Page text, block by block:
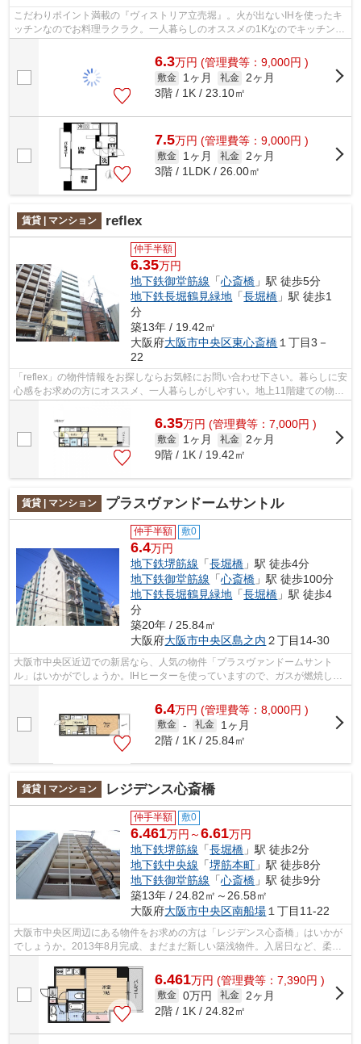
こだわりポイント満載の『ヴィストリア立売堀』。火が出ないIHを使ったキ
ッチンなのでお料理ラクラク。一人暮らしのオススメの1Kなのでキッチンも
あって暮らしやすい。快適な住み心地...
6.3万円 (管理費等：9,000円 )
敷金 1ヶ月 礼金 2ヶ月
3階 / 1K / 23.10㎡
7.5万円 (管理費等：9,000円 )
敷金 1ヶ月 礼金 2ヶ月
3階 / 1LDK / 26.00㎡
賃貸 | マンション reflex
仲手半額
6.35万円
地下鉄御堂筋線 「心斎橋 」駅 徒歩5分
地下鉄長堀鶴見緑地 「長堀橋 」駅 徒歩1
分
築13年 / 19.42㎡
大阪府大阪市中央区東心斎橋 １丁目3－
22
「reflex」の物件情報をお探しならお気軽にお問い合わせ下さい。暮らしに安
心感をお求めの方にオススメ、一人暮らしがしやすい。地上11階建ての物件
をご紹介。地震への強度も強い、鉄...
6.35万円 (管理費等：7,000円 )
敷金 1ヶ月 礼金
2ヶ月
9階 / 1K / 19.42㎡
賃貸 | マンション プラスヴァンドームサントル
仲手半額 敷0
6.4万円
地下鉄堺筋線 「長堀橋 」駅 徒歩4分
地下鉄御堂筋線 「心斎橋 」駅 徒歩100分
地下鉄長堀鶴見緑地 「長堀橋 」駅 徒歩4
分
築20年 / 25.84㎡
大阪府大阪市中央区島之内 ２丁目14-30
大阪市中央区近辺での新居なら、人気の物件「プラスヴァンドームサント
ル」はいかがでしょうか。IHヒーターを使っていますので、ガスが燃焼しま
6.4万円 (管理費等：8,000円 )
敷金 - 礼金
1ヶ月
2階 / 1K / 25.84㎡
賃貸 | マンション レジデンス心斎橋
仲手半額 敷0
6.461万円～6.61万円
地下鉄堺筋線 「長堀橋 」駅 徒歩2分
地下鉄中央線 「堺筋本町 」駅 徒歩8分
地下鉄御堂筋線 「心斎橋 」駅 徒歩9分
築13年 / 24.82㎡～26.58㎡
大阪府大阪市中央区南船場 １丁目11-22
大阪市中央区周辺にある物件をお求めの方は「レジデンス心斎橋」はいかが
でしょうか。2013年8月完成、まだまだ新しい築浅物件。入居日など、柔軟
6.461万円 (管理費等：7,390円 )
敷金 0万円 礼金
2ヶ月
2階 / 1K / 24.82㎡